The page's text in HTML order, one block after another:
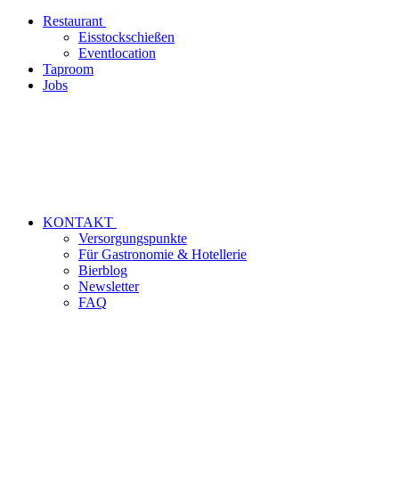
Restaurant
Eisstockschießen
Eventlocation
Taproom
Jobs
KONTAKT
Versorgungspunkte
Für Gastronomie & Hotellerie
Bierblog
Newsletter
FAQ